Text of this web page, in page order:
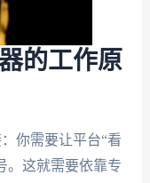
的工作原
你需要让平台“看
。这就需要依靠专